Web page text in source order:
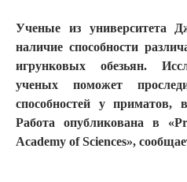
Ученые из университета
наличие способности
игрунковых обезьян.
ученых поможет
способностей у
Работа опубликована в
Academy of Sciences»,